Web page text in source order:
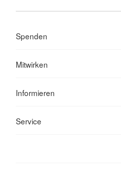
Spenden
Mitwirken
Informieren
Service